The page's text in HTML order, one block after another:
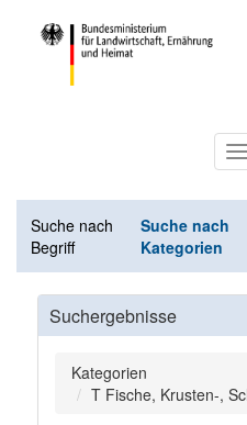
Suche nach
Begriff
Suche nach
Kategorien
Suchergebnisse
Kategorien
T Fische, Krusten-,